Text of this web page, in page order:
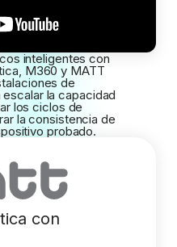
inteligentes con
M360 y MATT
de
la capacidad
los ciclos de
la consistencia de
probado.
con